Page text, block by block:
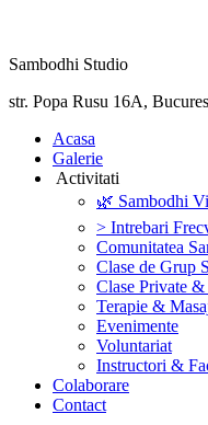
Sambodhi Studio
str. Popa Rusu 16A,
‎Acasa
Galerie
‎ ‎Activitati‎
🌿 Sambodhi
> Intrebari
Comunitatea
Clase de Grup
Clase Private
Terapie &
‎Evenimente
Voluntariat
‏‏‎Instructori &
Colaborare
Contact